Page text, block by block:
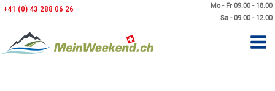
Mo - Fr 09.00 - 18.00
Sa - 09.00 - 12.00
+41 (0) 43 288 06 26